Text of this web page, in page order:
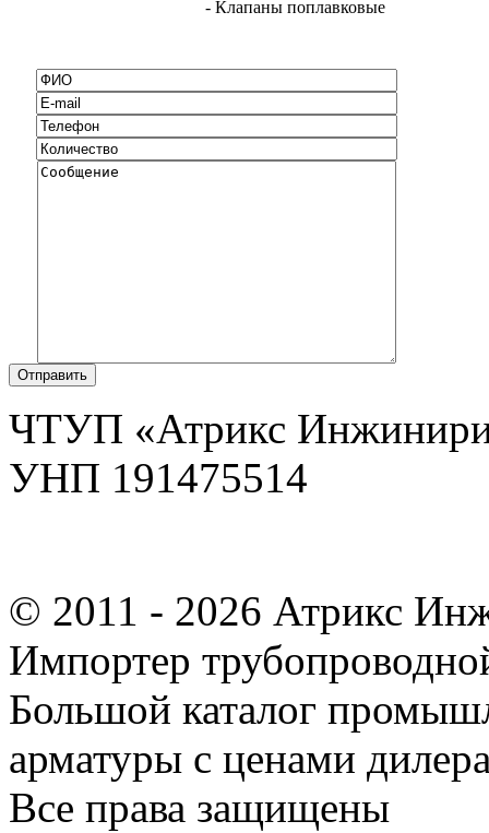
- Клапаны поплавковые
Отправить
ЧТУП «Атрикс
УНП 191475514
© 2011 - 2026 Атрикс
Импортер
Большой каталог
арматуры с ценами
Все права защищены